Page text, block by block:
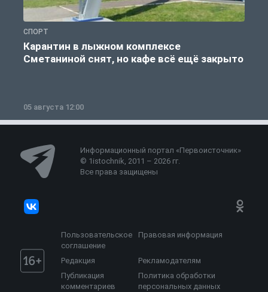
СПОРТ
Карантин в лыжном комплексе
Сметаниной снят, но кафе всё ещё закрыто
05 августа 12:00
Информационный портал «Первоисточник»
© 1istochnik, 2011 – 2026 гг.
Все права защищены
Пользовательское
соглашение
Правовая информация
Редакция
Рекламодателям
Публикация
комментариев
Политика обработки
персональных данных